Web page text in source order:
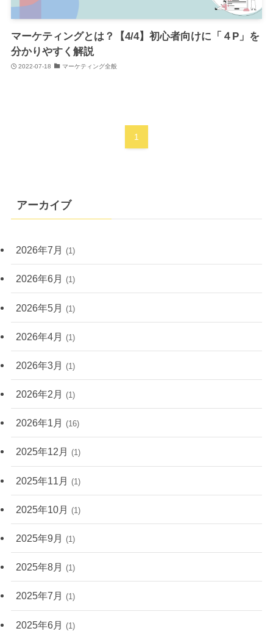
マーケティングとは？【4/4】初心者向けに「４P」を
分かりやすく解説
2022-07-18 マーケティング全般
1
アーカイブ
2026年7月 (1)
2026年6月 (1)
2026年5月 (1)
2026年4月 (1)
2026年3月 (1)
2026年2月 (1)
2026年1月 (16)
2025年12月 (1)
2025年11月 (1)
2025年10月 (1)
2025年9月 (1)
2025年8月 (1)
2025年7月 (1)
2025年6月 (1)